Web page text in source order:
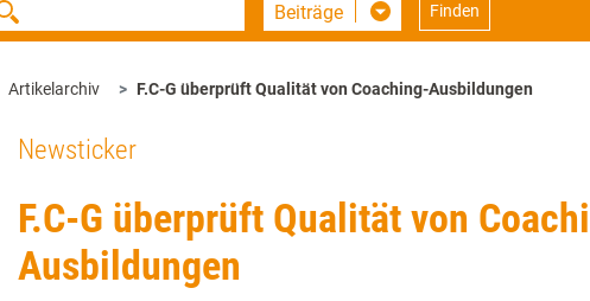
Beiträge Finden
Artikelarchiv F.C-G überprüft Qualität von Coaching-Ausbildungen
Newsticker
F.C-G überprüft Qualität von
Ausbildungen